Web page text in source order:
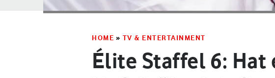
HOME » TV & ENTERTAINMENT
Élite Staffel 6: